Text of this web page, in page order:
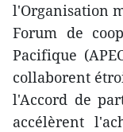
l'Organisation
Forum de
Pacifique
collaborent
l'Accord de
accélèrent